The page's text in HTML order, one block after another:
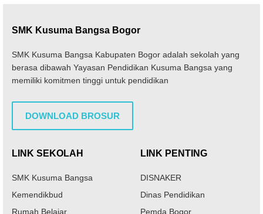
SMK Kusuma Bangsa Bogor
SMK Kusuma Bangsa Kabupaten Bogor adalah sekolah yang
berasa dibawah Yayasan Pendidikan Kusuma Bangsa yang
memiliki komitmen tinggi untuk pendidikan
DOWNLOAD BROSUR
LINK SEKOLAH
SMK Kusuma Bangsa
Kemendikbud
Rumah Belajar
LINK PENTING
DISNAKER
Dinas Pendidikan
Pemda Bogor